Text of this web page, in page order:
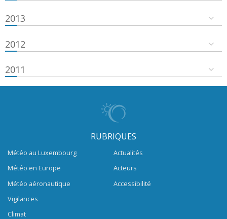
2013
2012
2011
RUBRIQUES
Météo au Luxembourg
Météo en Europe
Météo aéronautique
Vigilances
Climat
Actualités
Acteurs
Accessibilité